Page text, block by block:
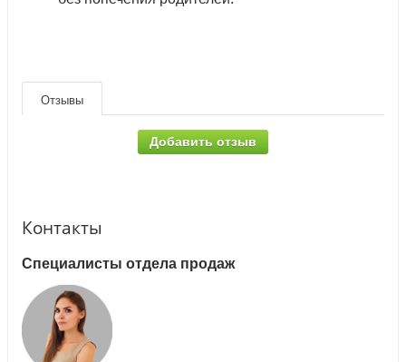
Отзывы
Добавить отзыв
Контакты
Специалисты отдела продаж